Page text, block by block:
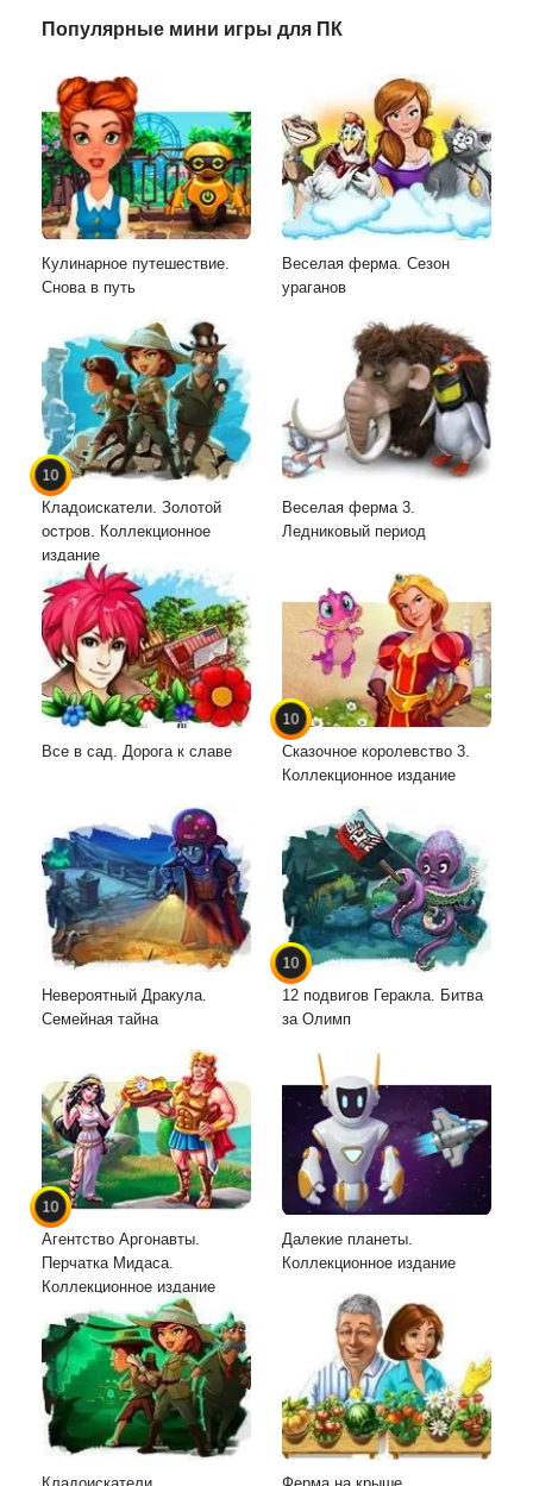
Популярные мини игры для ПК
Кулинарное путешествие.
Снова в путь
Веселая ферма. Сезон
ураганов
10
Кладоискатели. Золотой
остров. Коллекционное
издание
Веселая ферма 3.
Ледниковый период
Все в сад. Дорога к славе
10
Сказочное королевство 3.
Коллекционное издание
Невероятный Дракула.
Семейная тайна
10
12 подвигов Геракла. Битва
за Олимп
10
Агентство Аргонавты.
Перчатка Мидаса.
Коллекционное издание
Далекие планеты.
Коллекционное издание